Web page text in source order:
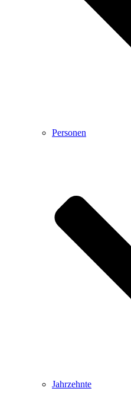
Personen
Jahrzehnte